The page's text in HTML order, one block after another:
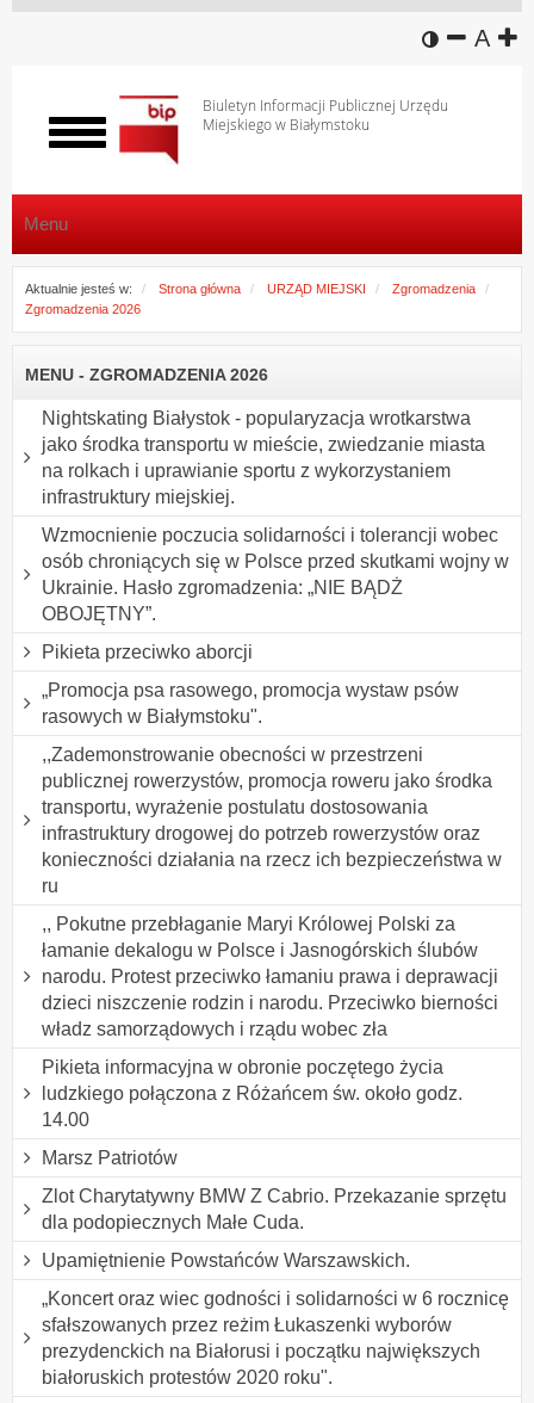
wersja
A
Biuletyn Informacji Publicznej Urzędu
Miejskiego w Białymstoku
Włącz
menu
Menu
Aktualnie jesteś w: Strona główna URZĄD MIEJSKI
Zgromadzenia
Zgromadzenia 2026
MENU - ZGROMADZENIA 2026
Nightskating Białystok - popularyzacja wrotkarstwa
jako środka transportu w mieście, zwiedzanie miasta
na rolkach i uprawianie sportu z wykorzystaniem
infrastruktury miejskiej.
Wzmocnienie poczucia solidarności i tolerancji wobec
osób chroniących się w Polsce przed skutkami wojny w
Ukrainie. Hasło zgromadzenia: „NIE BĄDŻ
OBOJĘTNY”.
Pikieta przeciwko aborcji
„Promocja psa rasowego, promocja wystaw psów
rasowych w Białymstoku".
,,Zademonstrowanie obecności w przestrzeni
publicznej rowerzystów, promocja roweru jako środka
transportu, wyrażenie postulatu dostosowania
infrastruktury drogowej do potrzeb rowerzystów oraz
konieczności działania na rzecz ich bezpieczeństwa w
ru
,, Pokutne przebłaganie Maryi Królowej Polski za
łamanie dekalogu w Polsce i Jasnogórskich ślubów
narodu. Protest przeciwko łamaniu prawa i deprawacji
dzieci niszczenie rodzin i narodu. Przeciwko bierności
władz samorządowych i rządu wobec zła
Pikieta informacyjna w obronie poczętego życia
ludzkiego połączona z Różańcem św. około godz.
14.00
Marsz Patriotów
Zlot Charytatywny BMW Z Cabrio. Przekazanie sprzętu
dla podopiecznych Małe Cuda.
Upamiętnienie Powstańców Warszawskich.
„Koncert oraz wiec godności i solidarności w 6 rocznicę
sfałszowanych przez reżim Łukaszenki wyborów
prezydenckich na Białorusi i początku największych
białoruskich protestów 2020 roku".